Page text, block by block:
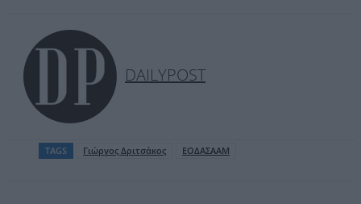
DAILYPOST
TAGS Γιώργος Δριτσάκος ΕΟΔΑΣΑΑΜ